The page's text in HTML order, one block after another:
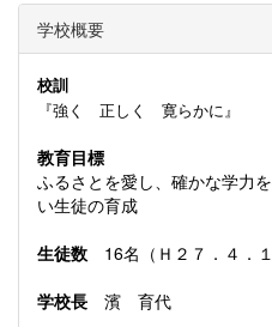
学校概要
校訓
『強く 正しく 寛らかに』
教育目標
ふるさとを愛し、確かな学力
い生徒の育成
生徒数 16名（Ｈ２７．４．１
学校長 濱 育代